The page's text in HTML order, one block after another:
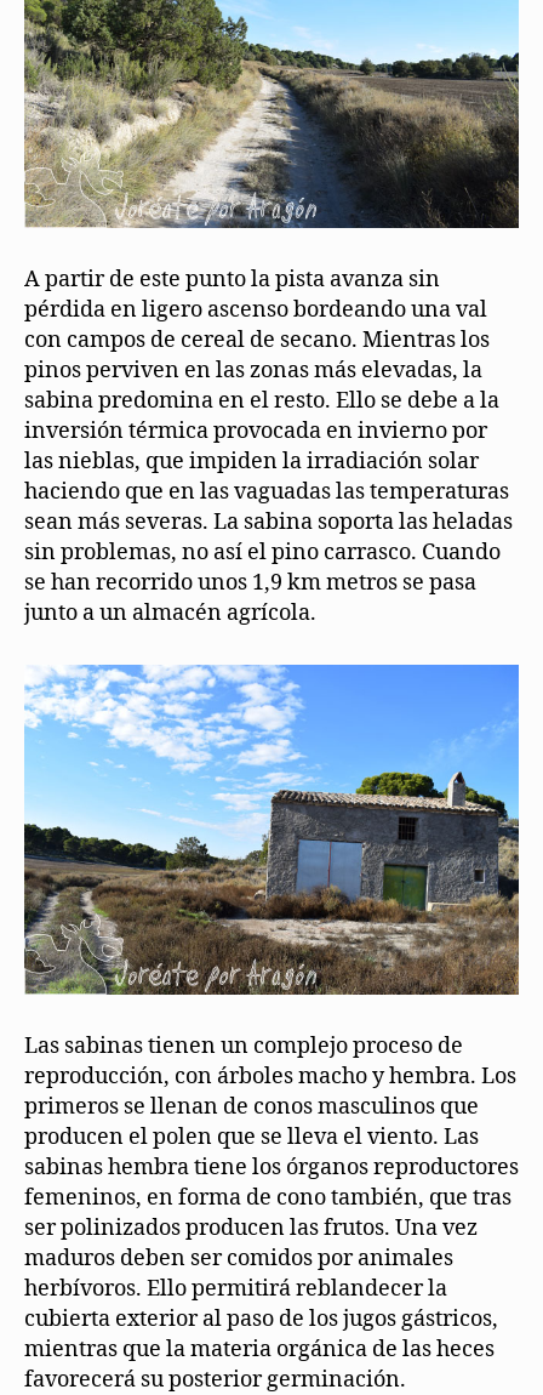
A partir de este punto la pista avanza sin
pérdida en ligero ascenso bordeando una val
con campos de cereal de secano. Mientras los
pinos perviven en las zonas más elevadas, la
sabina predomina en el resto. Ello se debe a la
inversión térmica provocada en invierno por
las nieblas, que impiden la irradiación solar
haciendo que en las vaguadas las temperaturas
sean más severas. La sabina soporta las heladas
sin problemas, no así el pino carrasco. Cuando
se han recorrido unos 1,9 km metros se pasa
junto a un almacén agrícola.
Las sabinas tienen un complejo proceso de
reproducción, con árboles macho y hembra. Los
primeros se llenan de conos masculinos que
producen el polen que se lleva el viento. Las
sabinas hembra tiene los órganos reproductores
femeninos, en forma de cono también, que tras
ser polinizados producen las frutos. Una vez
maduros deben ser comidos por animales
herbívoros. Ello permitirá reblandecer la
cubierta exterior al paso de los jugos gástricos,
mientras que la materia orgánica de las heces
favorecerá su posterior germinación.